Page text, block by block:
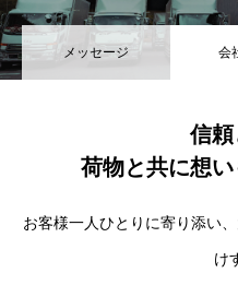
メッセージ 会
信
荷物と共に想い
お客様一人ひとりに寄り添い
け